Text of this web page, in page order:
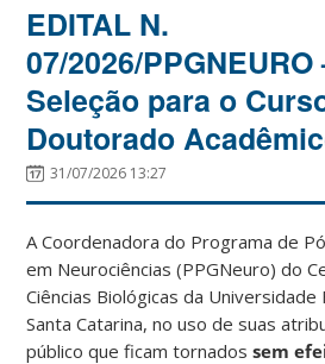
EDITAL N.
07/2026/PPGNEURO
Seleção para o
Doutorado
31/07/2026 13:27
A Coordenadora do Programa de
em Neurociências (PPGNeuro) do
Ciências Biológicas da Universidade
Santa Catarina, no uso de suas
público que ficam tornadossem